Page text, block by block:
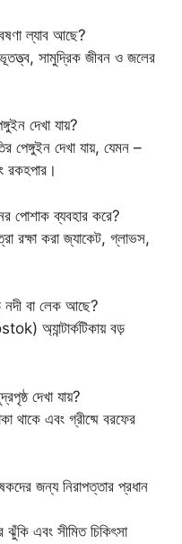
ল্যাব আছে?
ভূতত্ত্ব, সামুদ্রিক জীবন ও জলের
দেখা যায়?
পেঙ্গুইন দেখা যায়, যেমন –
রকহপার।
পোশাক ব্যবহার করে?
রক্ষা করা জ্যাকেট, গ্লাভস,
নদী বা লেক আছে?
অ্যান্টার্কটিকায় বড়
দেখা যায়?
থাকে এবং গ্রীষ্মে বরফের
জন্য নিরাপত্তার প্রধান
এবং সীমিত চিকিৎসা